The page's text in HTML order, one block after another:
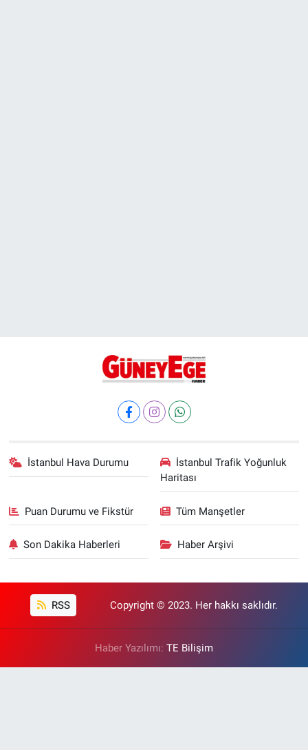
İstanbul Hava Durumu
İstanbul Trafik Yoğunluk
Haritası
Puan Durumu ve Fikstür Tüm Manşetler
Son Dakika Haberleri Haber Arşivi
RSS Copyright © 2023. Her hakkı saklıdır.
Haber Yazılımı: TE Bilişim